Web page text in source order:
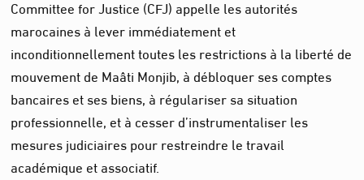
Committee for Justice (CFJ) appelle les autorités
marocaines à lever immédiatement et
inconditionnellement toutes les restrictions à la liberté de
mouvement de Maâti Monjib, à débloquer ses comptes
bancaires et ses biens, à régulariser sa situation
professionnelle, et à cesser d’instrumentaliser les
mesures judiciaires pour restreindre le travail
académique et associatif.